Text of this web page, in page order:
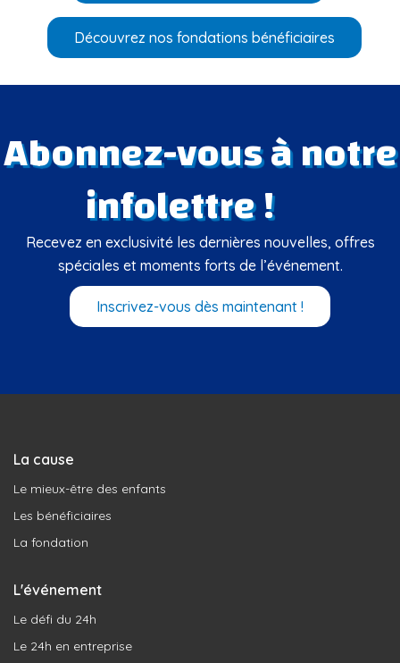
Découvrez nos fondations bénéficiaires
Abonnez-vous à notre
infolettre !
Recevez en exclusivité les dernières nouvelles, offres
spéciales et moments forts de l’événement.
Inscrivez-vous dès maintenant !
La cause
Le mieux-être des enfants
Les bénéficiaires
La fondation
L'événement
Le défi du 24h
Le 24h en entreprise